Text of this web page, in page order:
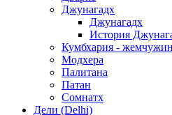
Джунагадх
Джунагадх
История
Кумбхария -
Модхера
Палитана
Патан
Сомнатх
Дели (Delhi)